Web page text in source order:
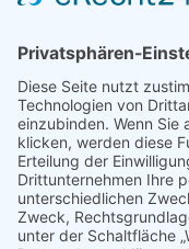
Daten zu
Bitte